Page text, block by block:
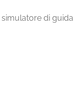
di guida